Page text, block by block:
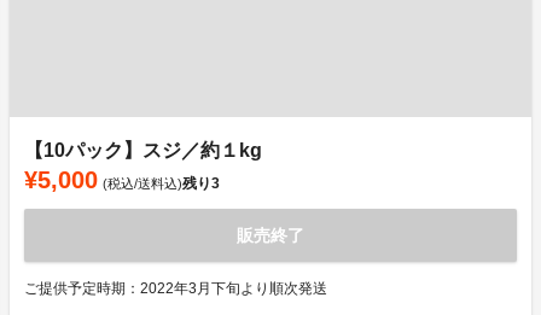
【10パック】スジ／約１kg
¥5,000 (税込/送料込)残り3
販売終了
ご提供予定時期：2022年3月下旬より順次発送